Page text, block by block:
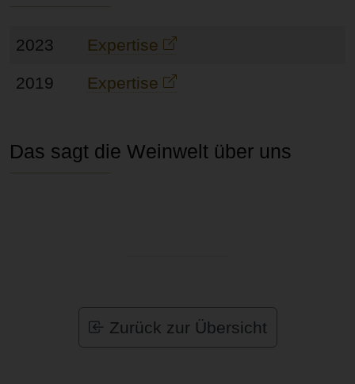
2023 Expertise
2019 Expertise
Das sagt die Weinwelt über uns
Zurück zur Übersicht